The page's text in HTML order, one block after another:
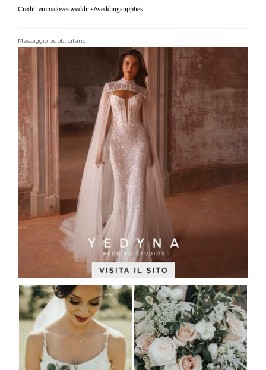
Credit: emmalovesweddins/weddingsupplies
Messaggio pubblicitario